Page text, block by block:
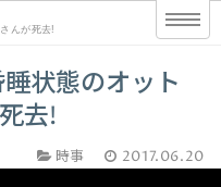
んが死去!
状態のオット
去!
時事 2017.06.20